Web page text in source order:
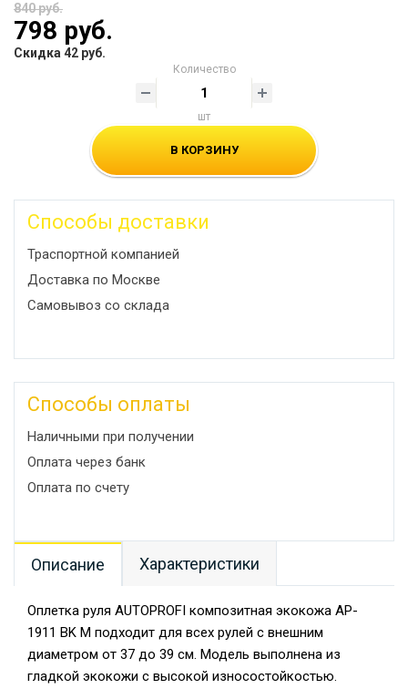
840 руб.
798 руб.
Скидка 42 руб.
Количество
шт
В КОРЗИНУ
Способы доставки
Траспортной компанией
Доставка по Москве
Самовывоз со склада
Способы оплаты
Наличными при получении
Оплата через банк
Оплата по счету
Описание Характеристики
Оплетка руля AUTOPROFI композитная экокожа AP-
1911 BK M подходит для всех рулей с внешним
диаметром от 37 до 39 см. Модель выполнена из
гладкой экокожи с высокой износостойкостью.